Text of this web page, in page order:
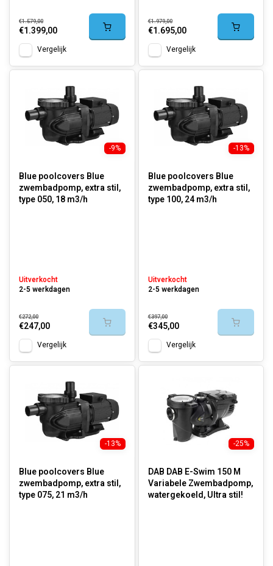
€1.579,00
€1.399,00
Vergelijk
€1.979,00
€1.695,00
Vergelijk
-9%
Blue poolcovers Blue
zwembadpomp, extra stil,
type 050, 18 m3/h
Uitverkocht
2-5 werkdagen
€272,00
€247,00
Vergelijk
-13%
Blue poolcovers Blue
zwembadpomp, extra stil,
type 100, 24 m3/h
Uitverkocht
2-5 werkdagen
€397,00
€345,00
Vergelijk
-13%
Blue poolcovers Blue
zwembadpomp, extra stil,
type 075, 21 m3/h
-25%
DAB DAB E-Swim 150 M
Variabele Zwembadpomp,
watergekoeld, Ultra stil!